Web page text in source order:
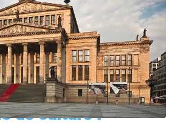
de culture !